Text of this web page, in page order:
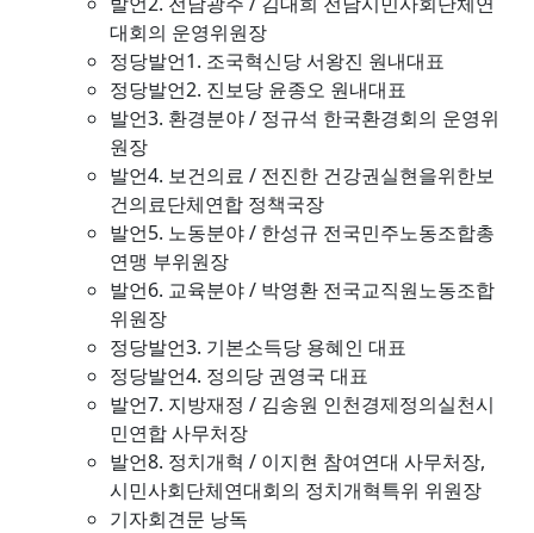
대회의 운영위원장
정당발언1. 조국혁신당 서왕진 원내대표
정당발언2. 진보당 윤종오 원내대표
발언3. 환경분야 / 정규석 한국환경회의 운영위
원장
발언4. 보건의료 / 전진한 건강권실현을위한보
건의료단체연합 정책국장
발언5. 노동분야 / 한성규 전국민주노동조합총
연맹 부위원장
발언6. 교육분야 / 박영환 전국교직원노동조합
위원장
정당발언3. 기본소득당 용혜인 대표
정당발언4. 정의당 권영국 대표
발언7. 지방재정 / 김송원 인천경제정의실천시
민연합 사무처장
발언8. 정치개혁 / 이지현 참여연대 사무처장,
시민사회단체연대회의 정치개혁특위 위원장
기자회견문 낭독